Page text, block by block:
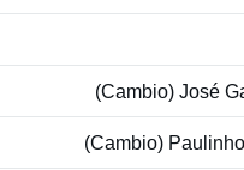
(Cambio) José
(Cambio) Paulinho